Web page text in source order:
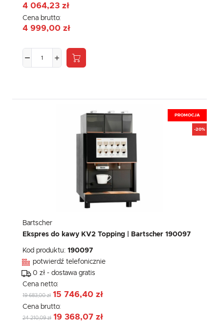
4 064,23 zł
Cena brutto:
4 999,00 zł
PROMOCJA
-20%
Bartscher
Ekspres do kawy KV2 Topping | Bartscher 190097
Kod produktu: 190097
potwierdź telefonicznie
0 zł - dostawa gratis
Cena netto:
19 683,00 zł 15 746,40 zł
Cena brutto:
24 210,09 zł 19 368,07 zł